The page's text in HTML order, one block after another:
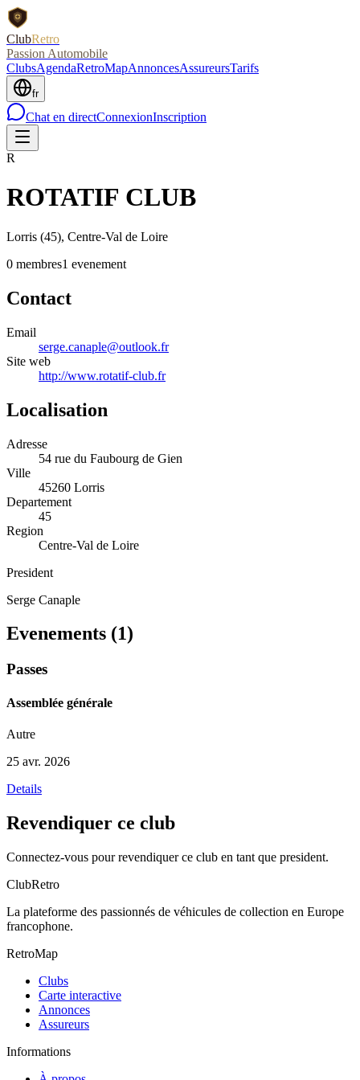
ClubRetro
Passion Automobile
ClubsAgendaRetroMapAnnoncesAssureursTarifs
fr
Chat en directConnexionInscription
R
ROTATIF CLUB
Lorris (45), Centre-Val de Loire
0 membres1 evenement
Contact
Email
serge.canaple@outlook.fr
Site web
http://www.rotatif-club.fr
Localisation
Adresse
54 rue du Faubourg de Gien
Ville
45260 Lorris
Departement
45
Region
Centre-Val de Loire
President
Serge Canaple
Evenements (1)
Passes
Assemblée générale
Autre
25 avr. 2026
Details
Revendiquer ce club
Connectez-vous pour revendiquer ce club en tant que president.
ClubRetro
La plateforme des passionnés de véhicules de collection en Europe
francophone.
RetroMap
Clubs
Carte interactive
Annonces
Assureurs
Informations